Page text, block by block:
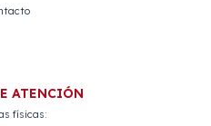
ATENCIÓN
físicas: